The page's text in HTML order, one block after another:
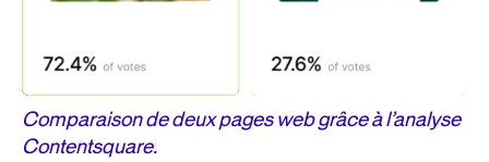
Comparaison de deux pages web grâce à l’analyse
Contentsquare.